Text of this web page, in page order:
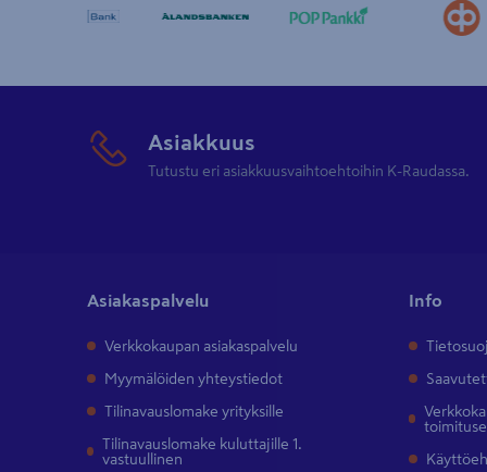
Asiakkuus
Tutustu eri asiakkuusvaihtoehtoihin K-Raudassa.
Asiakaspalvelu
Verkkokaupan asiakaspalvelu
Myymälöiden yhteystiedot
Tilinavauslomake yrityksille
Tilinavauslomake kuluttajille 1.
vastuullinen
Info